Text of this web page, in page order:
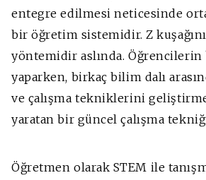
entegre edilmesi neticesinde
bir öğretim sistemidir. Z
yöntemidir aslında. Öğrencilerin
yaparken, birkaç bilim dalı
ve çalışma tekniklerini
yaratan bir güncel çalışma
Öğretmen olarak STEM ile